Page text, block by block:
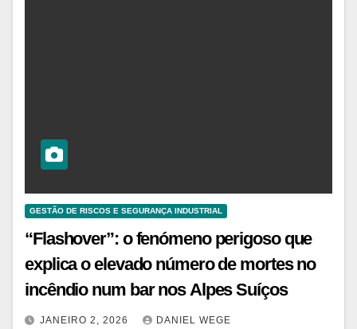
GESTÃO DE RISCOS E SEGURANÇA INDUSTRIAL
“Flashover”: o fenómeno perigoso que
explica o elevado número de mortes no
incêndio num bar nos Alpes Suíços
JANEIRO 2, 2026 DANIEL WEGE